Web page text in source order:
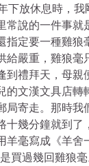
下放休息時，
常說的一件事就
指定要一種雞狼
給嚴重，雞狼毫
到禮拜天，母親
的文漢文具店轉
局寄走。那時我
十幾分鐘就到了
羊毫寫成《羊舍
買過幾回雞狼毫